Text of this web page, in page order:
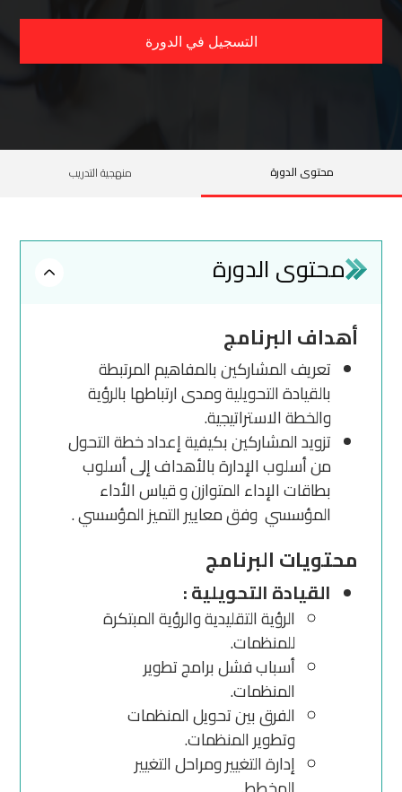
التسجيل في الدورة
محتوى الدورة منهجية التدريب
محتوى الدورة
أهداف البرنامج
تعريف المشاركين بالمفاهيم المرتبطة
بالقيادة التحويلية ومدى ارتباطها بالرؤية
والخطة الاستراتيجية.
تزويد المشاركين بكيفية إعداد خطة التحول
من أسلوب الإدارة بالأهداف إلى أسلوب
بطاقات الإداء المتوازن و قياس الأداء
المؤسسي وفق معايير التميز المؤسسي .
محتويات البرنامج
القيادة التحويلية :
الرؤية التقليدية والرؤية المبتكرة
للمنظمات.
أسباب فشل برامج تطوير
المنظمات.
الفرق بين تحويل المنظمات
وتطوير المنظمات.
إدارة التغيير ومراحل التغيير